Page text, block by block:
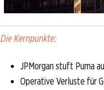
Die Kernpunkte:
JPMorgan stuft Puma
Operative Verluste für